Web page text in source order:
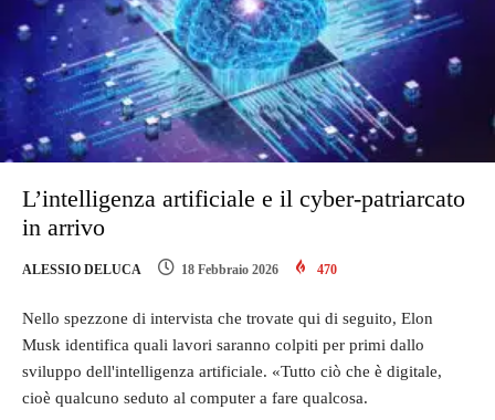
L’intelligenza artificiale e il cyber-patriarcato
in arrivo
ALESSIO DELUCA 18 Febbraio 2026 470
Nello spezzone di intervista che trovate qui di seguito, Elon
Musk identifica quali lavori saranno colpiti per primi dallo
sviluppo dell'intelligenza artificiale. «Tutto ciò che è digitale,
cioè qualcuno seduto al computer a fare qualcosa.